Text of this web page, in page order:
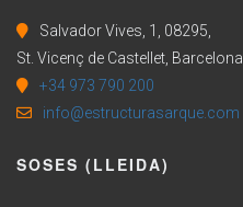
Salvador Vives, 1, 08295,
St. Vicenç de Castellet, Barcelona
+34 973 790 200
info@estructurasarque.com
SOSES (LLEIDA)